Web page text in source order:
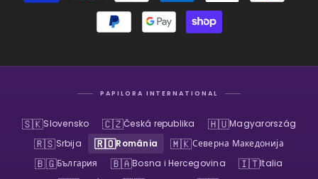
de
plată
PAPILORA INTERNATIONAL
🇸🇰Slovensko 🇨🇿Česká republika 🇭🇺Magyarország
🇷🇸Srbija 🇷🇴România 🇲🇰Северна Македонија
🇧🇬България 🇧🇦Bosna i Hercegovina 🇮🇹Italia